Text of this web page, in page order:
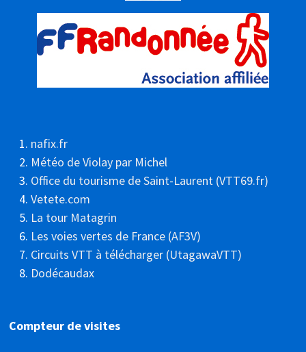
nafix.fr
Météo de Violay par Michel
Office du tourisme de Saint-Laurent (VTT69.fr)
Vetete.com
La tour Matagrin
Les voies vertes de France (AF3V)
Circuits VTT à télécharger (UtagawaVTT)
Dodécaudax
Compteur de visites